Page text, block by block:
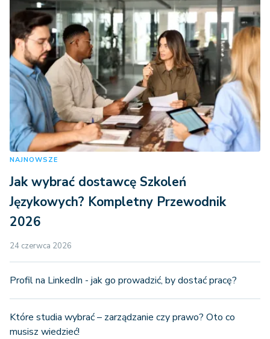
NAJNOWSZE
Jak wybrać dostawcę Szkoleń
Językowych? Kompletny Przewodnik
2026
24 czerwca 2026
Profil na LinkedIn - jak go prowadzić, by dostać pracę?
Które studia wybrać – zarządzanie czy prawo? Oto co
musisz wiedzieć!